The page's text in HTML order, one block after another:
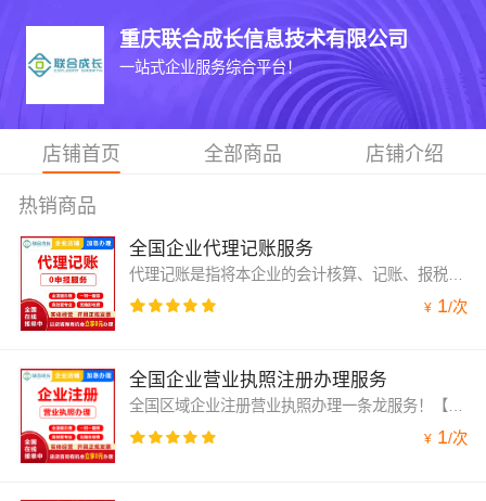
重庆联合成长信息技术有限公司
一站式企业服务综合平台！
店铺首页 全部商品 店铺介绍
热销商品
全国企业代理记账服务
¥ 1/次
全国企业营业执照注册办理服务
全国区域企业注册营业执照办理一条龙服务！【涵盖：个体户注册、小规模企业注册、一般纳税人企业注册、电商互联网广告投放行业批量注册、大型集团性股份公司注册、各类股权、法人、名称等工商变更服务、注销、异常处理等服务】 拥有全国近100余个合作园区，政策优质。
¥ 1/次